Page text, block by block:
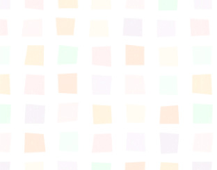
子育て情報誌「ほっと」
食育
福井市図書館オススメの本
お出かけ情報
病気・けが 基本情報